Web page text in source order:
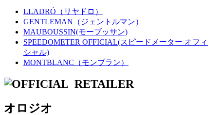
LLADRÓ（リヤドロ）
GENTLEMAN（ジェントルマン）
MAUBOUSSIN(モーブッサン)
SPEEDOMETER OFFICIAL(スピードメーター オフィ
シャル)
MONTBLANC（モンブラン）
オロジオ